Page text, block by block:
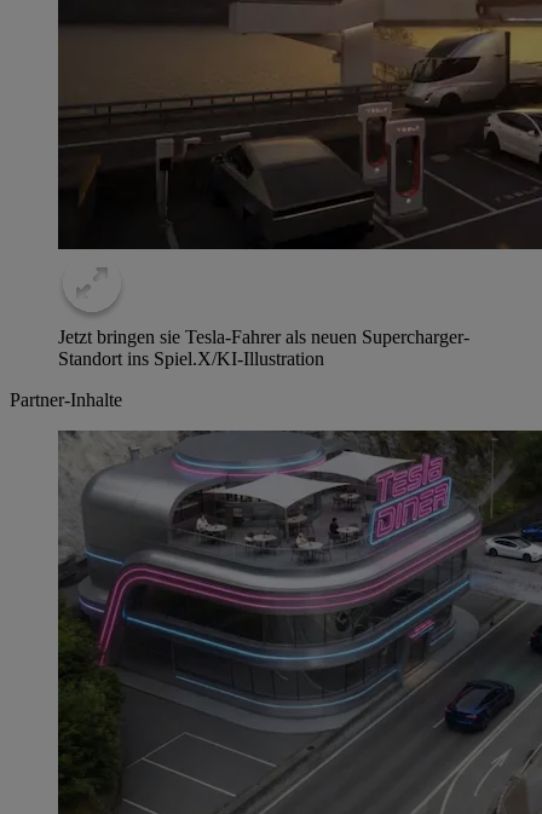
Jetzt bringen sie Tesla-Fahrer als neuen Supercharger-
Standort ins Spiel.X/KI-Illustration
Partner-Inhalte